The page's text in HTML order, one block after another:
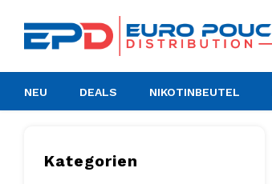
NEU DEALS NIKOTINBEUTEL
Kategorien